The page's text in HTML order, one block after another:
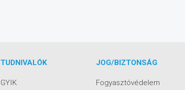
TUDNIVALÓK
GYIK
JOG/BIZTONSÁG
Fogyasztóvédelem